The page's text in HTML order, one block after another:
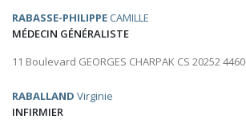
RABASSE-PHILIPPE CAMILLE
MÉDECIN GÉNÉRALISTE
11 Boulevard GEORGES CHARPAK CS 20252
RABALLAND Virginie
INFIRMIER